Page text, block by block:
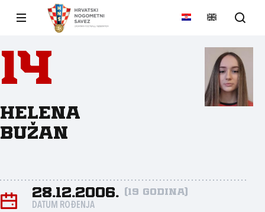
14
Helena
Bužan
28.12.2006. (19 godina)
DATUM ROĐENJA